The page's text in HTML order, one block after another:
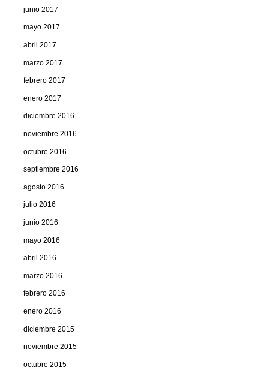
junio 2017
mayo 2017
abril 2017
marzo 2017
febrero 2017
enero 2017
diciembre 2016
noviembre 2016
octubre 2016
septiembre 2016
agosto 2016
julio 2016
junio 2016
mayo 2016
abril 2016
marzo 2016
febrero 2016
enero 2016
diciembre 2015
noviembre 2015
octubre 2015